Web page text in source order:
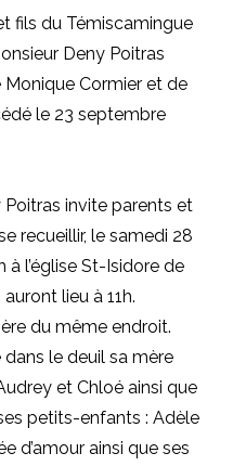
fils du Témiscamingue
Deny Poitras
Cormier et de
le 23 septembre
invite parents et
recueillir, le samedi 28
l’église St-Isidore de
lieu à 11h.
du même endroit.
le deuil sa mère
et Chloé ainsi que
petits-enfants : Adèle
d’amour ainsi que ses